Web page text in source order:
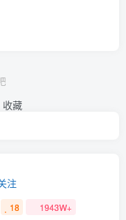
收藏
注
18 1943W+